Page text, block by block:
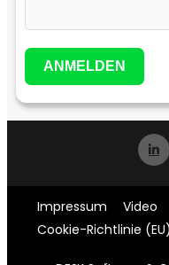
ANMELDEN
Impressum Video
Cookie-Richtlinie (EU)